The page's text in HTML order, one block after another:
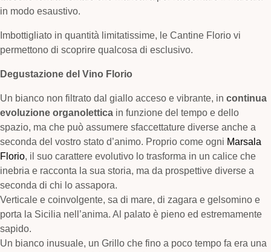
in modo esaustivo.
Imbottigliato in quantità limitatissime, le Cantine Florio vi
permettono di scoprire qualcosa di esclusivo.
Degustazione del Vino Florio
Un bianco non filtrato dal giallo acceso e vibrante, in continua
evoluzione organolettica in funzione del tempo e dello
spazio, ma che può assumere sfaccettature diverse anche a
seconda del vostro stato d’animo. Proprio come ogni Marsala
Florio, il suo carattere evolutivo lo trasforma in un calice che
inebria e racconta la sua storia, ma da prospettive diverse a
seconda di chi lo assapora.
Verticale e coinvolgente, sa di mare, di zagara e gelsomino e
porta la Sicilia nell’anima. Al palato è pieno ed estremamente
sapido.
Un bianco inusuale, un Grillo che fino a poco tempo fa era una